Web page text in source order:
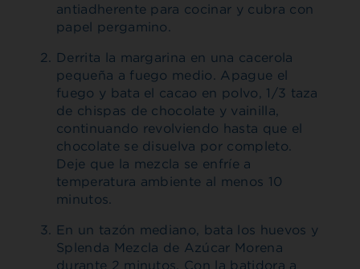
antiadherente para cocinar y cubra con
papel pergamino.
Derrita la margarina en una cacerola
pequeña a fuego medio. Apague el
fuego y bata el cacao en polvo, 1/3 taza
de chispas de chocolate y vainilla,
continuando revolviendo hasta que el
chocolate se disuelva por completo.
Deje que la mezcla se enfríe a
temperatura ambiente al menos 10
minutos.
En un tazón mediano, bata los huevos y
Splenda Mezcla de Azúcar Morena
durante 2 minutos. Con la batidora a